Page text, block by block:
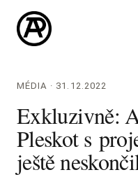
MÉDIA · 31.12.2022
Exkluzivně:
Pleskot s
ještě